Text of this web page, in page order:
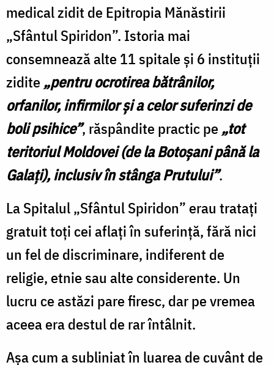
medical zidit de Epitropia Mănăstirii
„Sfântul Spiridon”. Istoria mai
consemnează alte 11 spitale și 6 instituții
zidite„pentru ocrotirea bătrânilor,
orfanilor, infirmilor și a celor suferinzi de
boli psihice”, răspândite practic pe„tot
teritoriul Moldovei (de la Botoșani până la
Galați), inclusiv în stânga Prutului”.
La Spitalul „Sfântul Spiridon” erau tratați
gratuit toți cei aflați în suferință, fără nici
un fel de discriminare, indiferent de
religie, etnie sau alte considerente. Un
lucru ce astăzi pare firesc, dar pe vremea
aceea era destul de rar întâlnit.
Așa cum a subliniat în luarea de cuvânt de